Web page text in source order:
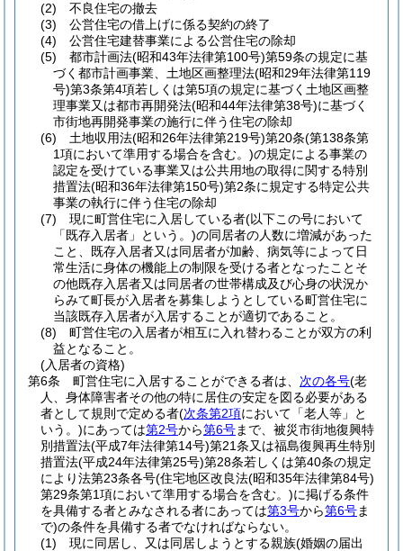
(2)
不良住宅の撤去
(3)
公営住宅の借上げに係る契約の終了
(4)
公営住宅建替事業による公営住宅の除却
(5)
都市計画法(昭和43年法律第100号)第59条の規定に基
づく都市計画事業、土地区画整理法(昭和29年法律第119
号)第3条第4項若しくは第5項の規定に基づく土地区画整
理事業又は都市再開発法(昭和44年法律第38号)に基づく
市街地再開発事業の施行に伴う住宅の除却
(6)
土地収用法(昭和26年法律第219号)第20条(第138条第
1項において準用する場合を含む。)の規定による事業の
認定を受けている事業又は公共用地の取得に関する特別
措置法(昭和36年法律第150号)第2条に規定する特定公共
事業の執行に伴う住宅の除却
(7)
現に町営住宅に入居している者(以下この号において
「既存入居者」という。)の同居者の人数に増減があった
こと、既存入居者又は同居者が加齢、病気等によって日
常生活に身体の機能上の制限を受ける者となったことそ
の他既存入居者又は同居者の世帯構成及び心身の状況か
らみて町長が入居者を募集しようとしている町営住宅に
当該既存入居者が入居することが適切であること。
(8)
町営住宅の入居者が相互に入れ替わることが双方の利
益となること。
(入居者の資格)
第6条
町営住宅に入居することができる者は、 次の各号(老
人、身体障害者その他の特に居住の安定を図る必要がある
者として規則で定める者(次条第2項において「老人等」と
いう。)にあっては第2号から第6号まで、被災市街地復興特
別措置法(平成7年法律第14号)第21条又は福島復興再生特別
措置法(平成24年法律第25号)第28条若しくは第40条の規定
により法第23条各号(住宅地区改良法(昭和35年法律第84号)
第29条第1項において準用する場合を含む。)に掲げる条件
を具備する者とみなされる者にあっては第3号から第6号ま
で)の条件を具備する者でなければならない。
(1)
現に同居し、又は同居しようとする親族(婚姻の届出